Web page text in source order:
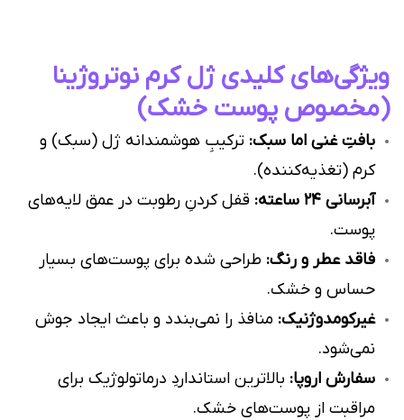
ویژگی‌های کلیدی ژل کرم نوتروژینا
(مخصوص پوست خشک)
بافتِ غنی اما سبک: ترکیبِ هوشمندانه ژل (سبک) و
کرم (تغذیه‌کننده).
آبرسانی ۲۴ ساعته:
قفل کردنِ رطوبت در عمق لایه‌های
پوست.
فاقد عطر و رنگ: طراحی شده برای پوست‌های بسیار
حساس و خشک.
غیر‌کومدوژنیک: منافذ را نمی‌بندد و باعث ایجاد جوش
نمی‌شود.
سفارش اروپا: بالاترین استانداردِ درماتولوژیک برای
مراقبت از پوست‌های خشک.